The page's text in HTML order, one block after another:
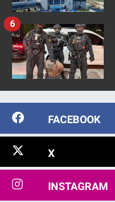
6
FACEBOOK
X
INSTAGRAM